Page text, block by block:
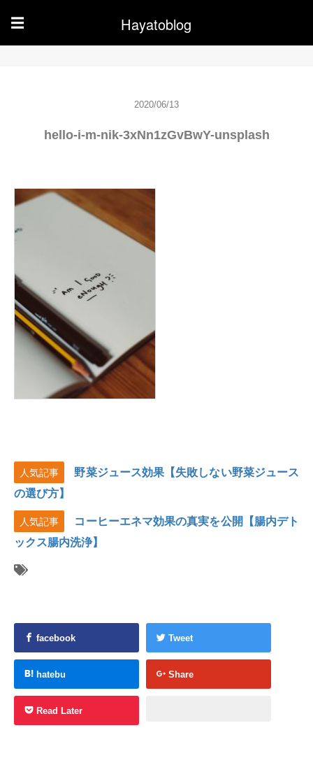
☰ Hayatoblog
2020/06/13
hello-i-m-nik-3xNn1zGvBwY-unsplash
人気記事
野菜ジュース効果【失敗しない野菜ジュース
の選び方】
人気記事
コーヒーエネマ効果の真実を公開【腸内デト
ックス腸内洗浄】
facebook Tweet
hatebu Share
Read Later